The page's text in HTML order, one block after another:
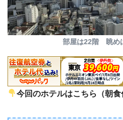
部屋は22階 眺め
今回のホテルはこちら（朝